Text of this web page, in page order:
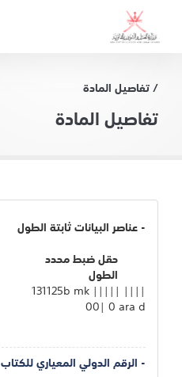
/ تفاصيل المادة
تفاصيل المادة
- عناصر البيانات ثابتة الطول
حقل ضبط محدد
الطول
131125b mk ||||| ||||
00| 0 ara d
- الرقم الدولي المعياري للكتاب